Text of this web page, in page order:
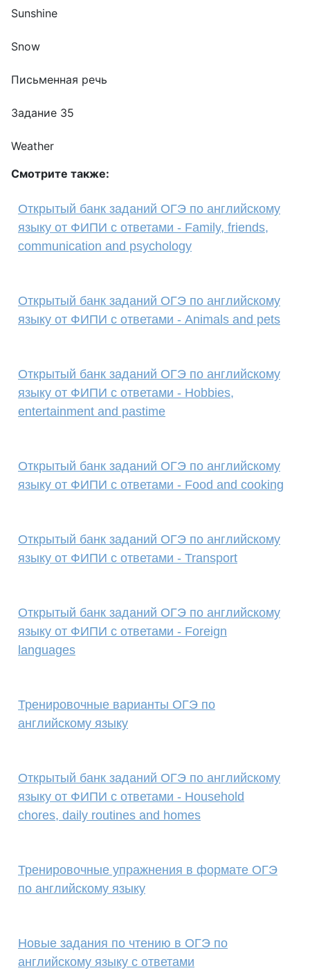
Sunshine
Snow
Письменная речь
Задание 35
Weather
Смотрите также:
Открытый банк заданий ОГЭ по английскому
языку от ФИПИ с ответами - Family, friends,
communication and psychology
Открытый банк заданий ОГЭ по английскому
языку от ФИПИ с ответами - Animals and pets
Открытый банк заданий ОГЭ по английскому
языку от ФИПИ с ответами - Hobbies,
entertainment and pastime
Открытый банк заданий ОГЭ по английскому
языку от ФИПИ с ответами - Food and cooking
Открытый банк заданий ОГЭ по английскому
языку от ФИПИ с ответами - Transport
Открытый банк заданий ОГЭ по английскому
языку от ФИПИ с ответами - Foreign
languages
Тренировочные варианты ОГЭ по
английскому языку
Открытый банк заданий ОГЭ по английскому
языку от ФИПИ с ответами - Household
chores, daily routines and homes
Тренировочные упражнения в формате ОГЭ
по английскому языку
Новые задания по чтению в ОГЭ по
английскому языку с ответами